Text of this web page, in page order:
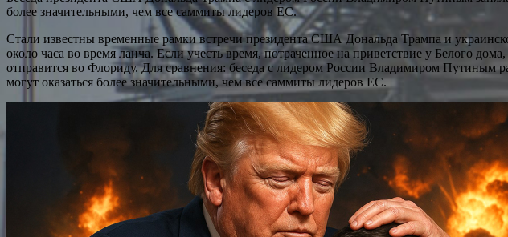
более значительными, чем все саммиты лидеров ЕС.
Стали известны временные рамки встречи президента США Дональда Трампа и
около часа во время ланча. Если учесть время, потраченное на приветствие у Белого
отправится во Флориду. Для сравнения: беседа с лидером России Владимиром Путиным
могут оказаться более значительными, чем все саммиты лидеров ЕС.